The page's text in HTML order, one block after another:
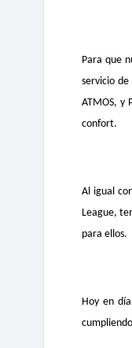
Para que
servicio
ATMOS, y
confort.
Al igual
League,
para ellos.
Hoy en